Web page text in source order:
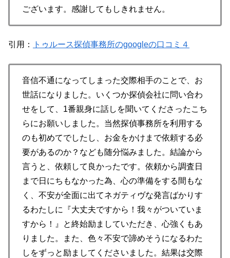
ございます。感謝してもしきれません。
引用： トゥルース探偵事務所のgoogleの口コミ４
音信不通になってしまった交際相手のことで、お
世話になりました。いくつか探偵会社に問い合わ
せをして、1番親身に話しを聞いてくださったこち
らにお願いしました。当然探偵事務所を利用する
のも初めてでしたし、お金をかけまで依頼する必
要があるのか？なども随分悩みました。結論から
言うと、依頼して良かったです。依頼から調査日
まで日にちもなかった為、心の準備をする間もな
く、不安が全面に出てネガティヴな発言ばかりす
るわたしに『大丈夫ですから！我々がついていま
すから！』と終始励ましていただき、心強くもあ
りました。また、色々不安で諦めそうになるわた
しをずっと励ましてくださいました。結果は交際